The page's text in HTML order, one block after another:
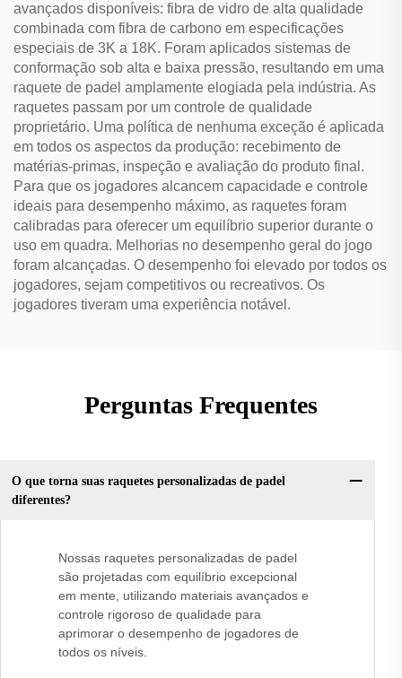
avançados disponíveis: fibra de vidro de alta qualidade
combinada com fibra de carbono em especificações
especiais de 3K a 18K. Foram aplicados sistemas de
conformação sob alta e baixa pressão, resultando em uma
raquete de padel amplamente elogiada pela indústria. As
raquetes passam por um controle de qualidade
proprietário. Uma política de nenhuma exceção é aplicada
em todos os aspectos da produção: recebimento de
matérias-primas, inspeção e avaliação do produto final.
Para que os jogadores alcancem capacidade e controle
ideais para desempenho máximo, as raquetes foram
calibradas para oferecer um equilíbrio superior durante o
uso em quadra. Melhorias no desempenho geral do jogo
foram alcançadas. O desempenho foi elevado por todos os
jogadores, sejam competitivos ou recreativos. Os
jogadores tiveram uma experiência notável.
Perguntas Frequentes
O que torna suas raquetes personalizadas de padel
diferentes?
Nossas raquetes personalizadas de padel
são projetadas com equilíbrio excepcional
em mente, utilizando materiais avançados e
controle rigoroso de qualidade para
aprimorar o desempenho de jogadores de
todos os níveis.